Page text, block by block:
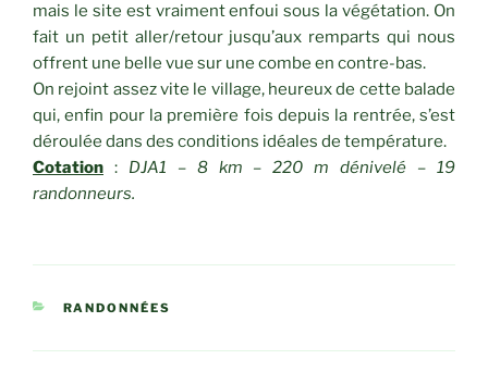
mais le site est vraiment enfoui sous la végétation. On
fait un petit aller/retour jusqu’aux remparts qui nous
offrent une belle vue sur une combe en contre-bas.
On rejoint assez vite le village, heureux de cette balade
qui, enfin pour la première fois depuis la rentrée, s’est
déroulée dans des conditions idéales de température.
Cotation : DJA1 – 8 km – 220 m dénivelé – 19
randonneurs.
CATÉGORIES
RANDONNÉES